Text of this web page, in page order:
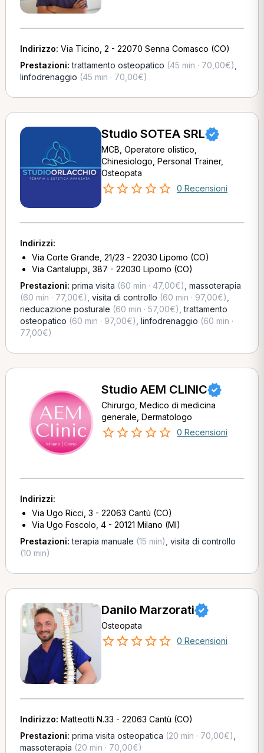
Indirizzo: Via Ticino, 2 - 22070 Senna Comasco (CO)
Prestazioni:trattamento osteopatico (45 min · 70,00€)
linfodrenaggio (45 min · 70,00€)
Studio SOTEA SRL
MCB, Operatore olistico,
Chinesiologo, Personal Trainer,
Osteopata
0 Recensioni
Indirizzi:
Via Corte Grande, 21/23 - 22030 Lipomo (CO)
Via Cantaluppi, 387 - 22030 Lipomo (CO)
Prestazioni: prima visita (60 min · 47,00€) massoterapia
(60 min · 77,00€) visita di controllo (60 min · 97,00€)
rieducazione posturale (60 min · 57,00€) ,trattamento
osteopatico (60 min · 97,00€) linfodrenaggio (60 min ·
77,00€)
Studio AEM CLINIC
Chirurgo, Medico di medicina
generale, Dermatologo
0 Recensioni
Indirizzi:
Via Ugo Ricci, 3 - 22063 Cantù (CO)
Via Ugo Foscolo, 4 - 20121 Milano (MI)
Prestazioni:terapia manuale (15 min) visita di controllo
(10 min)
Danilo Marzorati
Osteopata
0 Recensioni
Indirizzo: Matteotti N.33 - 22063 Cantù (CO)
Prestazioni: prima visita osteopatica (20 min · 70,00€)
massoterapia (20 min · 70,00€)